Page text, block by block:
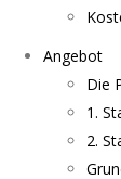
Angebot
Die
1.
2.